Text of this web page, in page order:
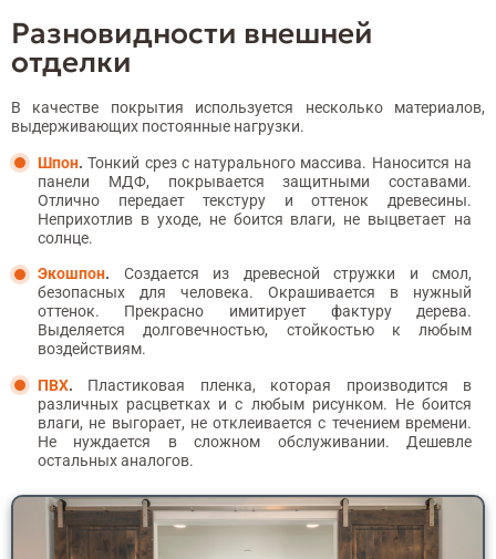
Разновидности внешней
отделки
В качестве покрытия используется несколько материалов,
выдерживающих постоянные нагрузки.
Шпон. Тонкий срез с натурального массива. Наносится на
панели МДФ, покрывается защитными составами.
Отлично передает текстуру и оттенок древесины.
Неприхотлив в уходе, не боится влаги, не выцветает на
солнце.
Экошпон. Создается из древесной стружки и смол,
безопасных для человека. Окрашивается в нужный
оттенок. Прекрасно имитирует фактуру дерева.
Выделяется долговечностью, стойкостью к любым
воздействиям.
ПВХ. Пластиковая пленка, которая производится в
различных расцветках и с любым рисунком. Не боится
влаги, не выгорает, не отклеивается с течением времени.
Не нуждается в сложном обслуживании. Дешевле
остальных аналогов.